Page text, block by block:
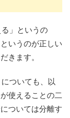
」というの
いうのが正しい
きます。
ついても、以
使えることの二
ついては分離す